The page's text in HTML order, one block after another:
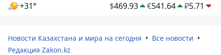
+31° $469.93 €541.64 ₽5.71
Новости Казахстана и мира на сегодня
Все новости
Редакция Zakon.kz